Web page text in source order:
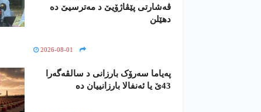
ڤەشارتی پێڤاژۆیێ د مەترسیێ دە
دھێلن
2026-08-01
پەیاما سەرۆک بارزانی د سالڤەگەرا
43ێ یا ئەنفالا بارزانییان دە